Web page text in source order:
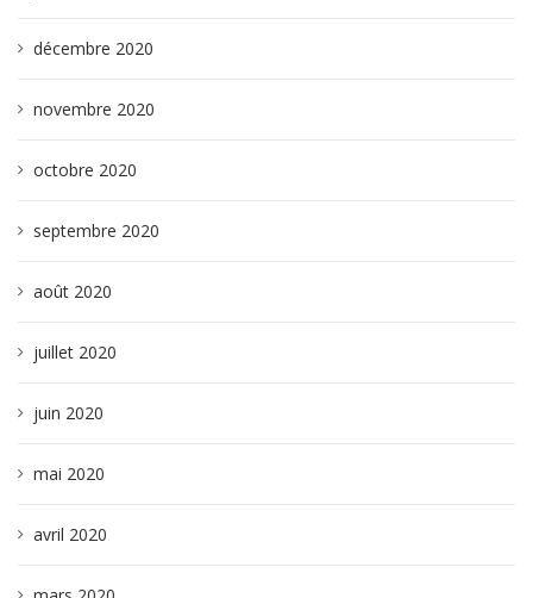
décembre 2020
novembre 2020
octobre 2020
septembre 2020
août 2020
juillet 2020
juin 2020
mai 2020
avril 2020